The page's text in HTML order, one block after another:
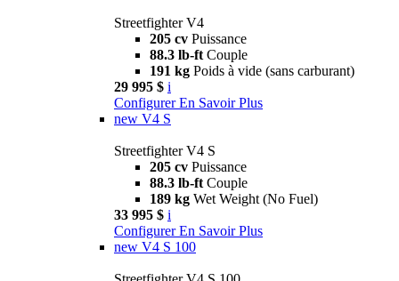
Streetfighter V4
205 cv Puissance
88.3 lb-ft Couple
191 kg Poids à vide (sans carburant)
29 995 $ i
Configurer En Savoir Plus
new V4 S
Streetfighter V4 S
205 cv Puissance
88.3 lb-ft Couple
189 kg Wet Weight (No Fuel)
33 995 $ i
Configurer En Savoir Plus
new V4 S 100